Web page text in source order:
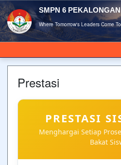
SMPN 6 PEKALONGAN
Where Tomorrow's Leaders Come
Prestasi
PRESTASI
Menghargai Setiap
Bakat